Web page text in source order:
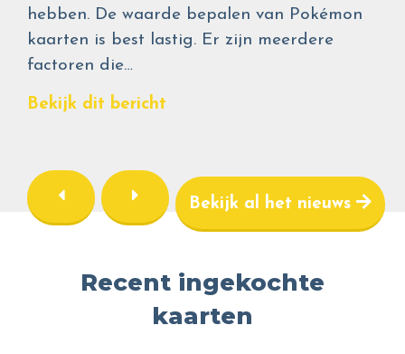
hebben. De waarde bepalen van Pokémon
kaarten is best lastig. Er zijn meerdere
factoren die…
Bekijk dit bericht
Bekijk al het nieuws
Recent ingekochte
kaarten